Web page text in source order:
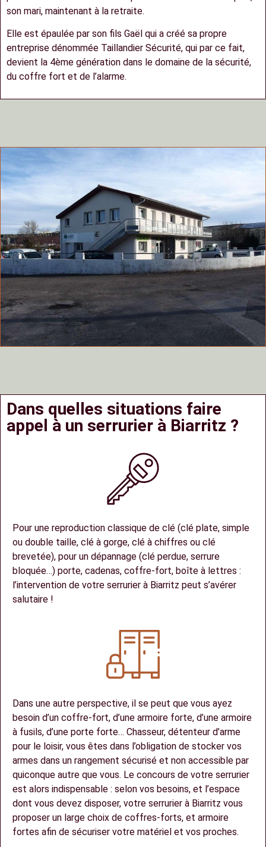
son mari, maintenant à la retraite.
Elle est épaulée par son fils Gaël qui a créé sa propre
entreprise dénommée Taillandier Sécurité, qui par ce fait,
devient la 4ème génération dans le domaine de la sécurité,
du coffre fort et de l’alarme.
Dans quelles situations faire
appel à un serrurier à Biarritz ?
Pour une reproduction classique de clé (clé plate, simple
ou double taille, clé à gorge, clé à chiffres ou clé
brevetée), pour un dépannage (clé perdue, serrure
bloquée…) porte, cadenas, coffre-fort, boîte à lettres :
l’intervention de votre serrurier à Biarritz peut s’avérer
salutaire !
Dans une autre perspective, il se peut que vous ayez
besoin d’un coffre-fort, d’une armoire forte, d’une armoire
à fusils, d’une porte forte… Chasseur, détenteur d’arme
pour le loisir, vous êtes dans l’obligation de stocker vos
armes dans un rangement sécurisé et non accessible par
quiconque autre que vous. Le concours de votre serrurier
est alors indispensable : selon vos besoins, et l’espace
dont vous devez disposer, votre serrurier à Biarritz vous
proposer un large choix de coffres-forts, et armoire
fortes afin de sécuriser votre matériel et vos proches.